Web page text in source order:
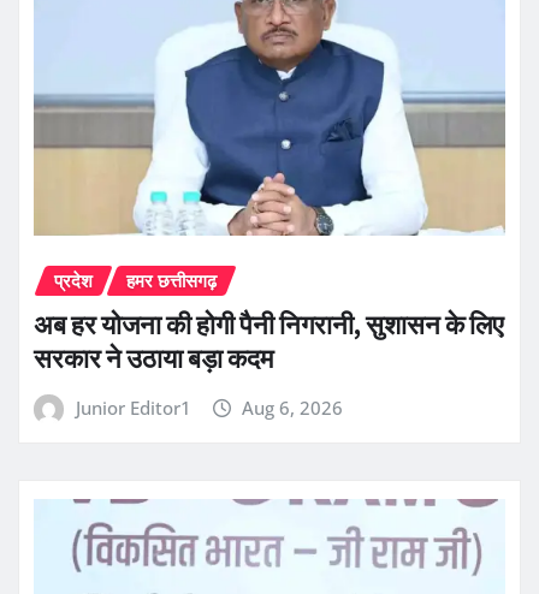
प्रदेश हमर छत्तीसगढ़
अब हर योजना की होगी पैनी निगरानी, सुशासन के लिए
सरकार ने उठाया बड़ा कदम
Junior Editor1 Aug 6, 2026